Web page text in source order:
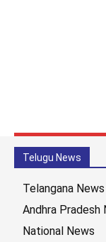
Telugu News
Telangana News
Andhra Pradesh
National News